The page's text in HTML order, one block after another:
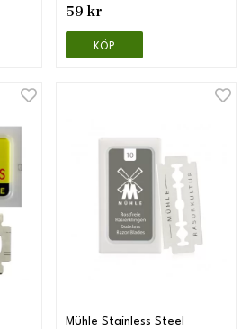
59 kr
KÖP
Mühle Stainless Steel